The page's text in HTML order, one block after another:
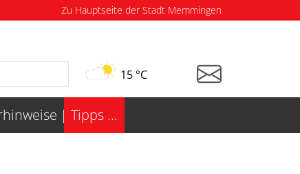
Zu Hauptseite der Stadt Memmingen
15 °C
Tipps ...